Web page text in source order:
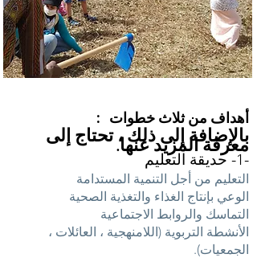
أهداف من ثلاث خطوات :
بالإضافة إلى ذلك ، تحتاج إلى
معرفة المزيد عنها.
-1- حديقة التعليم
التعليم من أجل التنمية المستدامة
الوعي بإنتاج الغذاء والتغذية الصحية
التماسك والروابط الاجتماعية
الأنشطة التربوية (اللامنهجية ، العائلات ،
الجمعيات).